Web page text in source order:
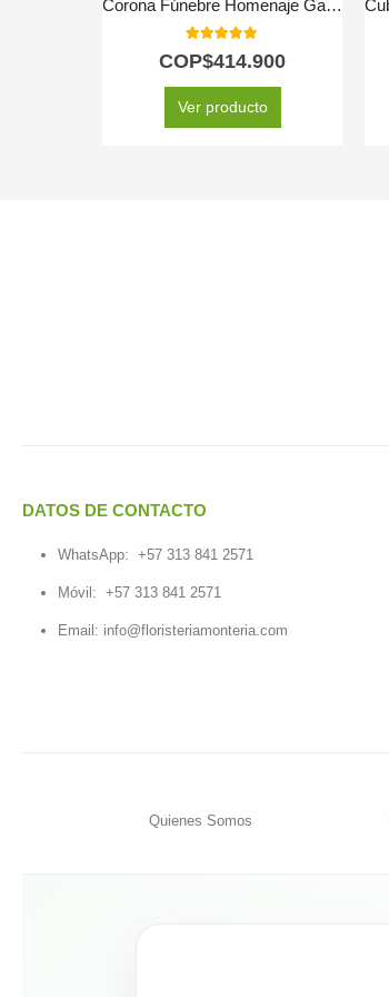
Corona Fúnebre Homenaje Gadriel 🕊️
COP$414.900
Ver producto
DATOS DE CONTACTO
WhatsApp: +57 313 841 2571
Móvil: +57 313 841 2571
Email: info@floristeriamonteria.com
Quienes Somos